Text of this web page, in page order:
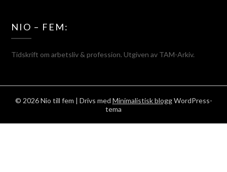
NIO – FEM:
Tidskrift om arbetsliv & profession. Utgiven av TAM-Arkiv.
© 2026 Nio till fem | Drivs med Minimalistisk bloggWordPress-
tema